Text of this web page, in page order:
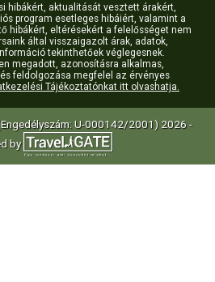
hibákért, aktualitását vesztett árakért,
program esetleges hibáiért, valamint a
hibákért, eltérésekért a felelősséget nem
által visszaigazolt árak, adatok,
tekinthetőek véglegesnek.
megadott, azonosításra alkalmas,
feldolgozása megfelel az érvényes
Tájékoztatónkat itt olvashatja.
U-000142/2001) 2026 -
by